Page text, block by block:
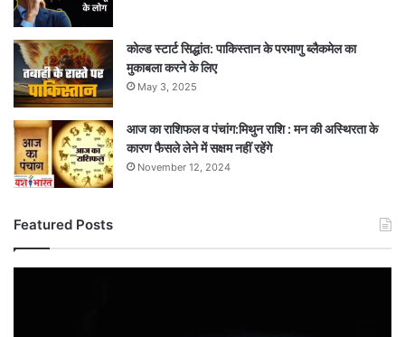
कोल्ड स्टार्ट सिद्धांत: पाकिस्तान के परमाणु ब्लैकमेल का
मुकाबला करने के लिए
May 3, 2025
आज का राशिफल व पंचांग:मिथुन राशि : मन की अस्थिरता के
कारण फैसले लेने में सक्षम नहीं रहेंगे
November 12, 2024
Featured Posts